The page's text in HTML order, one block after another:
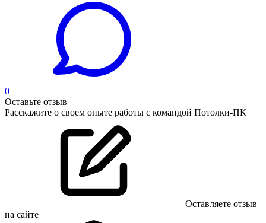
0
Оставьте отзыв
Расскажите о своем опыте работы с командой Потолки-ПК
Оставляете отзыв
на сайте